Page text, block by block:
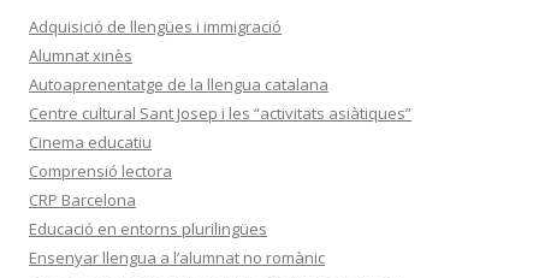
Adquisició de llengües i immigració
Alumnat xinès
Autoaprenentatge de la llengua catalana
Centre cultural Sant Josep i les “activitats asiàtiques”
Cinema educatiu
Comprensió lectora
CRP Barcelona
Educació en entorns plurilingües
Ensenyar llengua a l’alumnat no romànic